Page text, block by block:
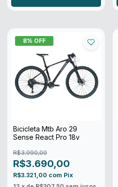
8% OFF
Bicicleta Mtb Aro 29
Sense React Pro 18v
R$3.990,00
R$3.690,00
R$3.321,00 com Pix